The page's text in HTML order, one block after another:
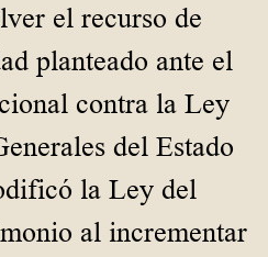
el recurso de
planteado ante el
contra la Ley
del Estado
la Ley del
al incrementar